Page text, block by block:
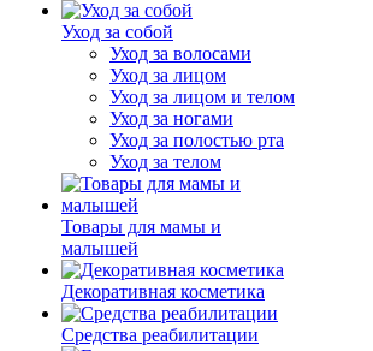
Уход за собой
Уход за волосами
Уход за лицом
Уход за лицом и телом
Уход за ногами
Уход за полостью рта
Уход за телом
Товары для мамы и
малышей
Декоративная косметика
Средства реабилитации